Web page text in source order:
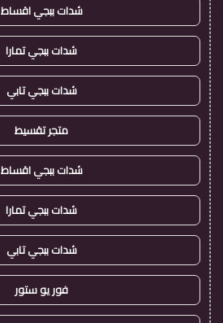
شدات ببجي اقساط
شدات ببجي تمارا
شدات ببجي تابي
متجر تقسيط
شدات ببجي اقساط
شدات ببجي تمارا
شدات ببجي تابي
فور يو ستور